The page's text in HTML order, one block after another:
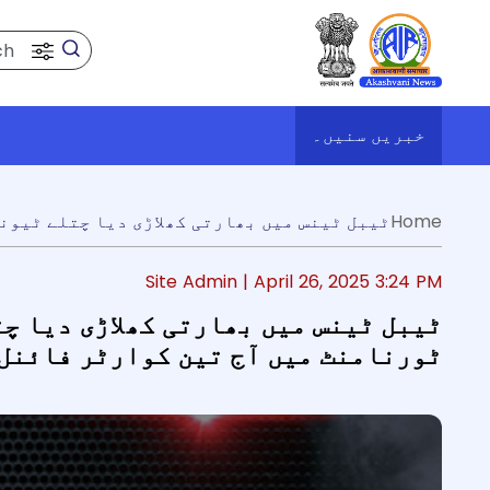
Search
خبریں سنیں۔
Home
Site Admin | April 26, 2025 3:24 PM
ٹیبل ٹینس میں بھارتی کھلاڑی دیا
ٹورنامنٹ میں آج تین کوارٹر